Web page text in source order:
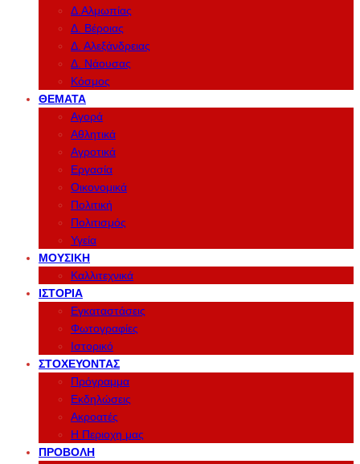
Δ.Αλμωπίας
Δ. Βέροιας
Δ. Αλεξάνδρειας
Δ. Νάουσας
Κόσμος
ΘΈΜΑΤΑ
Αγορά
Αθλητικά
Αγροτικά
Εργασία
Οικονομικά
Πολιτική
Πολιτισμός
Υγεία
ΜΟΥΣΙΚΉ
Καλλιτεχνικά
ΙΣΤΟΡΊΑ
Εγκαταστάσεις
Φωτογραφίες
Ιστορικό
ΣΤΟΧΕΎΟΝΤΑΣ
Πρόγραμμα
Εκδηλώσεις
Ακροατές
Η Περιοχη μας
ΠΡΟΒΟΛΉ